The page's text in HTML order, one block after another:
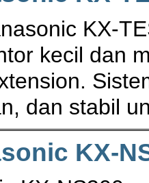
KX-
kecil dan
dan stabil
KX-